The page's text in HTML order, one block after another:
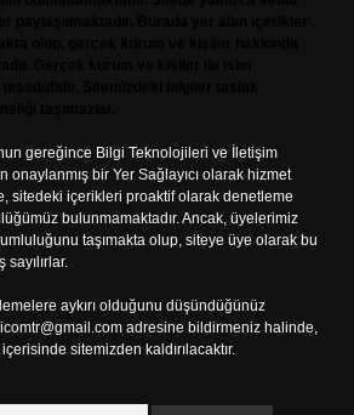
gereğince Bilgi Teknolojileri ve İletişim
onaylanmış bir Yer Sağlayıcı olarak hizmet
sitedeki içerikleri proaktif olarak denetleme
bulunmamaktadır. Ancak, üyelerimiz
taşımakta olup, siteye üye olarak bu
aykırı olduğunu düşündüğünüz
adresine bildirmeniz halinde,
sitemizden kaldırılacaktır.